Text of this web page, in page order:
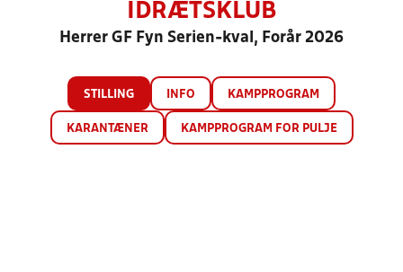
IDRÆTSKLUB
Herrer GF Fyn Serien-kval, Forår 2026
STILLING INFO KAMPPROGRAM
KARANTÆNER KAMPPROGRAM FOR PULJE